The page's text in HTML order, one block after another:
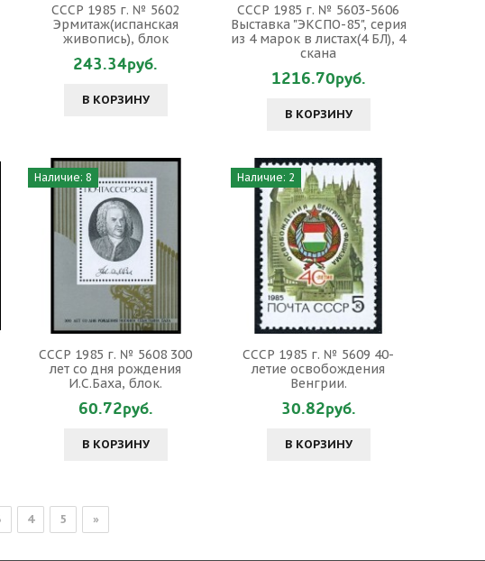
СССР 1985 г. № 5602
Эрмитаж(испанская
живопись), блок
243.34руб.
В КОРЗИНУ
СССР 1985 г. № 5603-5606
Выставка "ЭКСПО-85", серия
из 4 марок в листах(4 БЛ), 4
скана
1216.70руб.
В КОРЗИНУ
Наличие: 8
СССР 1985 г. № 5608 300
лет со дня рождения
И.С.Баха, блок.
60.72руб.
В КОРЗИНУ
Наличие: 2
СССР 1985 г. № 5609 40-
летие освобождения
Венгрии.
30.82руб.
В КОРЗИНУ
4 5 »